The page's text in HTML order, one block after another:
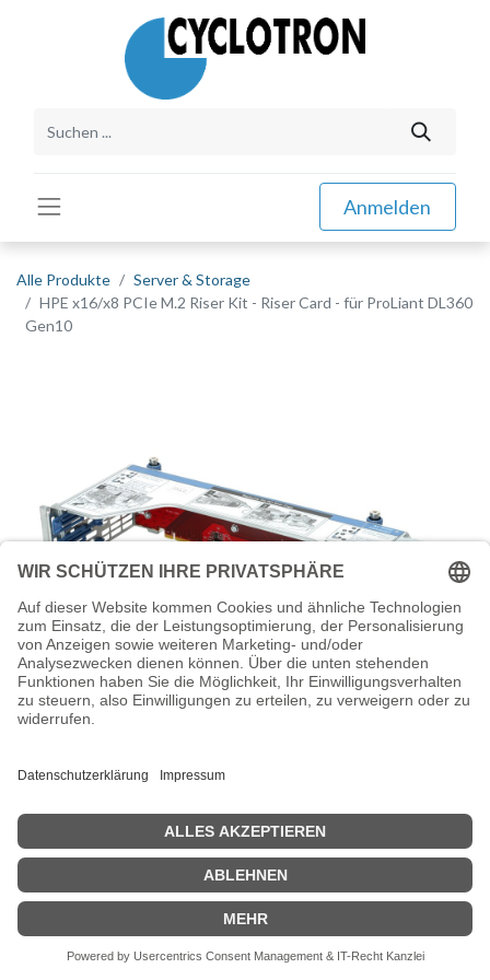
Anmelden
Alle Produkte
Server & Storage
HPE x16/x8 PCIe M.2 Riser Kit - Riser Card - für ProLiant DL360
Gen10
HPE x16/x8 PCIe M.2 Riser Kit - Riser
Card - für ProLiant DL360 Gen10
HPE x16/x8 PCIe M.2 Riser Kit - Riser Card - für ProLiant DL360
Gen10, DL365 Gen10, DX360 Gen10